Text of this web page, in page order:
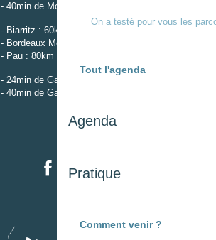
On a testé pour vous les
Tout l'agenda
Agenda
Pratique
Comment venir ?
- 40min de Mont-de-Marsan
- Biarritz : 60km
- Bordeaux Mérignac : 110km
- Pau : 80km
- 24min de Gare de Dax
- 40min de Gare de Mont-de-Marsan